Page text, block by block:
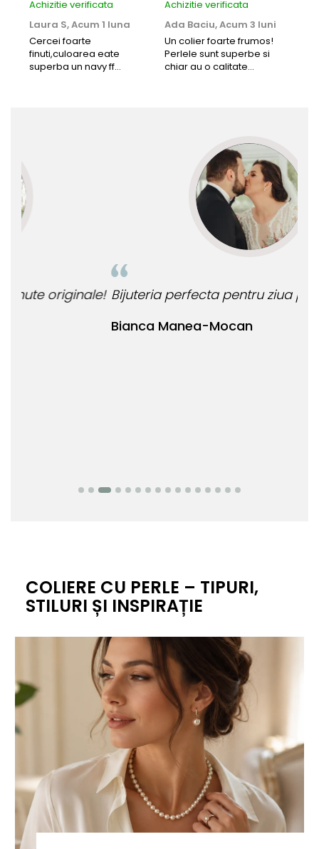
Achizitie verificata
Laura S,Acum 1 luna
Cercei foarte
finuti,culoarea eate
superba un navy ff
Achizitie verificata
Ada Baciu,Acum 3 luni
Un colier foarte frumos!
Perlele sunt superbe si
chiar au o calitate
Bianca Manea-Mocan
Bijuteria perfecta pentru ziua perfecta!
COLIERE CU PERLE – TIPURI,
STILURI ȘI INSPIRAȚIE